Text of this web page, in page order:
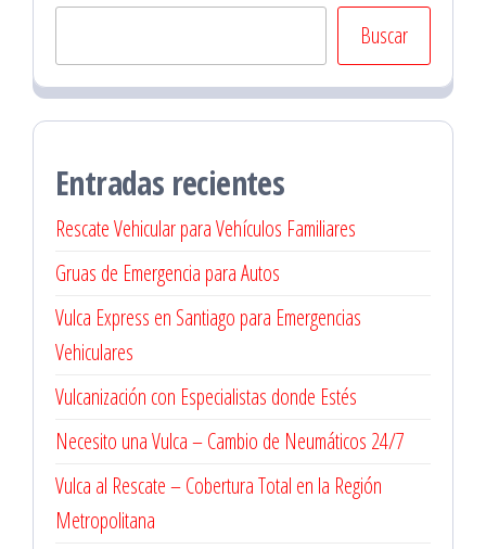
Buscar
Entradas recientes
Rescate Vehicular para Vehículos Familiares
Gruas de Emergencia para Autos
Vulca Express en Santiago para Emergencias
Vehiculares
Vulcanización con Especialistas donde Estés
Necesito una Vulca – Cambio de Neumáticos 24/7
Vulca al Rescate – Cobertura Total en la Región
Metropolitana